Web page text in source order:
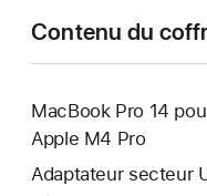
Contenu du
MacBook Pro 14
Apple M4 Pro
Adaptateur secteur